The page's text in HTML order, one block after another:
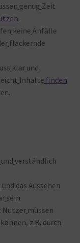
genug Zeit
.
keine Anfälle
flackernde
klar und
Inhalte finden
.
und verständlich
und das Aussehen
sein.
Nutzer müssen
können, z.B. durch